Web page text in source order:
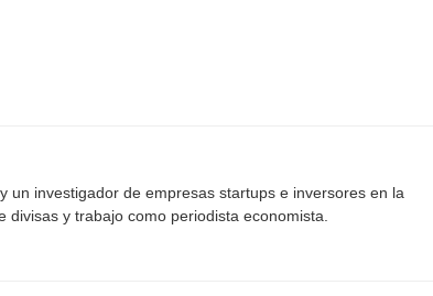
un investigador de empresas startups e inversores en la
y trabajo como periodista economista.